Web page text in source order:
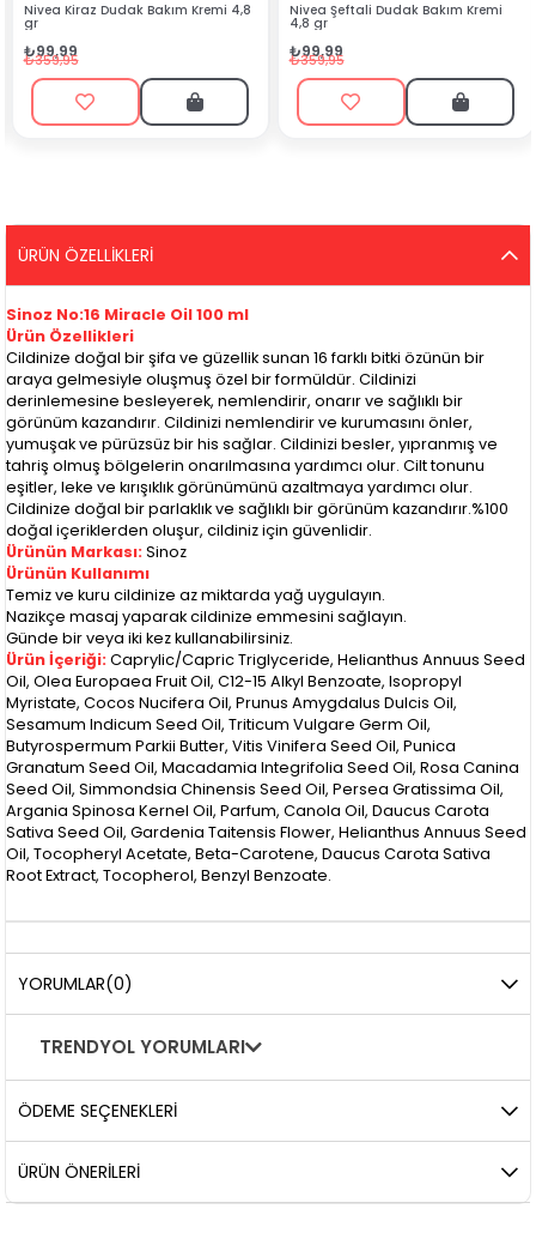
Kremi 4,8 Nivea Şeftali Dudak Bakım Kremi Meditech Arnica Jel
ÜRÜN ÖZELLIKLERI
Sinoz No:16 Miracle Oil 100 ml
Ürün Özellikleri
Cildinize doğal bir şifa ve güzellik sunan 16 farklı bitki özünün bir
araya gelmesiyle oluşmuş özel bir formüldür. Cildinizi
derinlemesine besleyerek, nemlendirir, onarır ve sağlıklı bir
görünüm kazandırır. Cildinizi nemlendirir ve kurumasını önler,
yumuşak ve pürüzsüz bir his sağlar. Cildinizi besler, yıpranmış ve
tahriş olmuş bölgelerin onarılmasına yardımcı olur. Cilt tonunu
eşitler, leke ve kırışıklık görünümünü azaltmaya yardımcı olur.
Cildinize doğal bir parlaklık ve sağlıklı bir görünüm kazandırır.%100
doğal içeriklerden oluşur, cildiniz için güvenlidir.
Ürünün Markası:Sinoz
Ürünün Kullanımı
Temiz ve kuru cildinize az miktarda yağ uygulayın.
Nazikçe masaj yaparak cildinize emmesini sağlayın.
Günde bir veya iki kez kullanabilirsiniz.
Ürün İçeriği:Caprylic/Capric Triglyceride, Helianthus Annuus Seed
Oil, Olea Europaea Fruit Oil, C12-15 Alkyl Benzoate, Isopropyl
Myristate, Cocos Nucifera Oil, Prunus Amygdalus Dulcis Oil,
Sesamum Indicum Seed Oil, Triticum Vulgare Germ Oil,
Butyrospermum Parkii Butter, Vitis Vinifera Seed Oil, Punica
Granatum Seed Oil, Macadamia Integrifolia Seed Oil, Rosa Canina
Seed Oil, Simmondsia Chinensis Seed Oil, Persea Gratissima Oil,
Argania Spinosa Kernel Oil, Parfum, Canola Oil, Daucus Carota
Sativa Seed Oil, Gardenia Taitensis Flower, Helianthus Annuus Seed
Oil, Tocopheryl Acetate, Beta-Carotene, Daucus Carota Sativa
Root Extract, Tocopherol, Benzyl Benzoate.
YORUMLAR(0)
TRENDYOL YORUMLARI
ÖDEME SEÇENEKLERI
ÜRÜN ÖNERILERI